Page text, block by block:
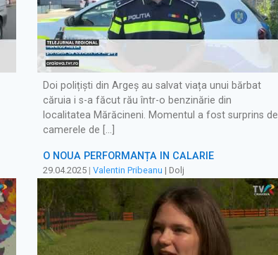
Doi polițiști din Argeș au salvat viața unui bărbat
căruia i s-a făcut rău într-o benzinărie din
localitatea Mărăcineni. Momentul a fost surprins de
camerele de […]
O NOUĂ PERFORMANȚĂ ÎN CĂLĂRIE
29.04.2025 | Valentin Pribeanu | Dolj